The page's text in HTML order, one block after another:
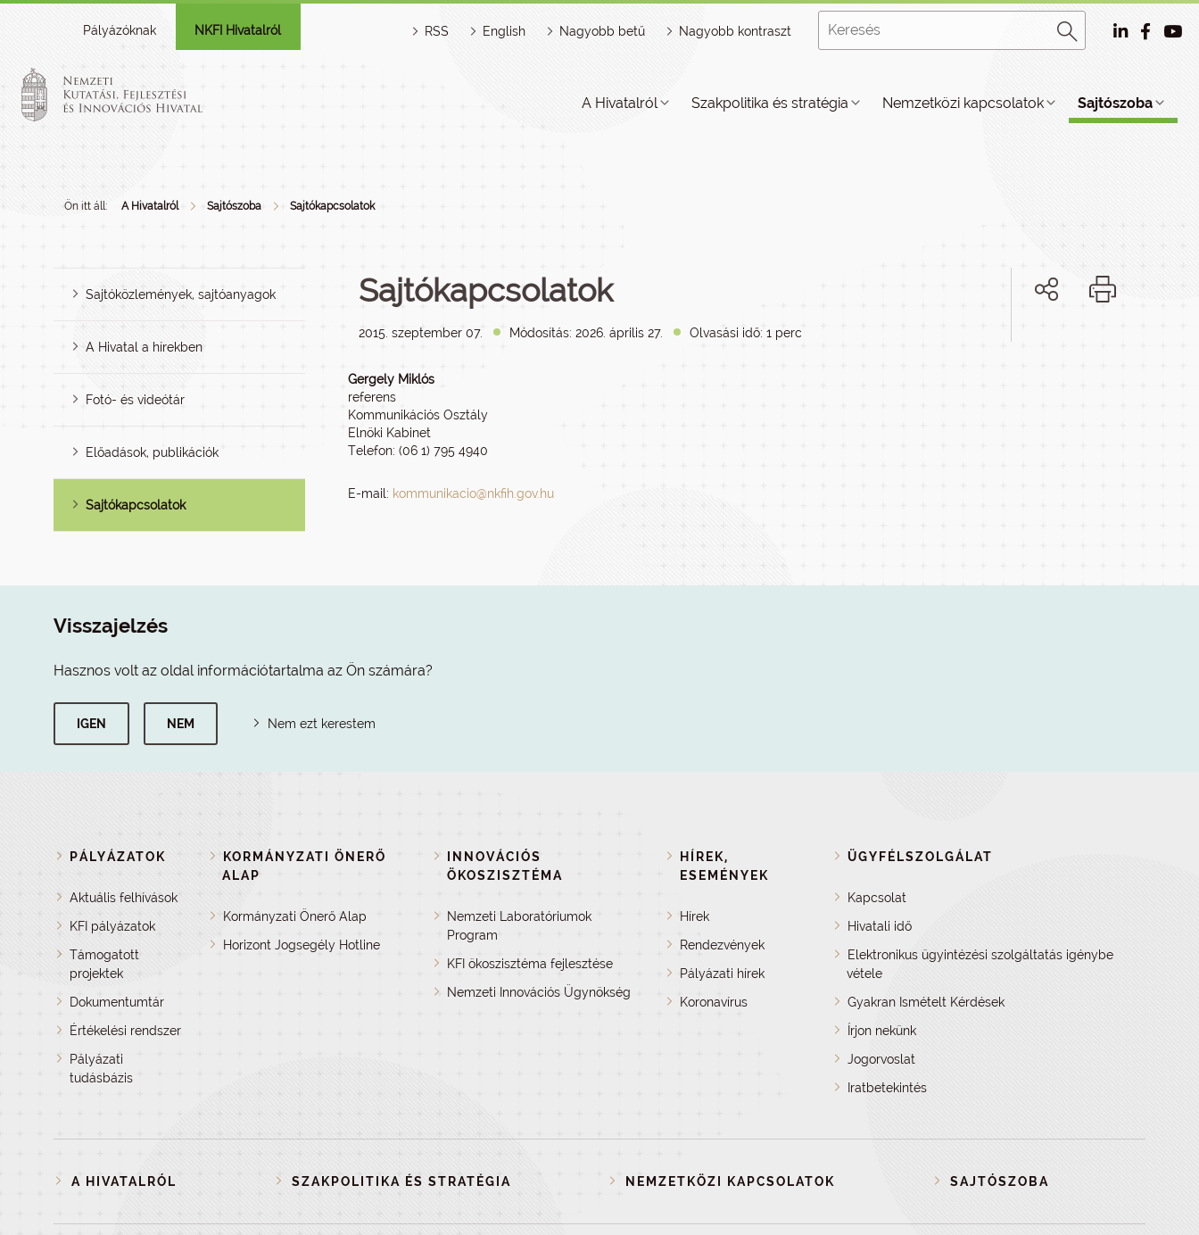
Pályázóknak NKFI Hivatalról RSS English Nagyobb betű Nagyobb kontraszt
A Hivatalról Szakpolitika és stratégia Nemzetközi kapcsolatok Sajtószoba
Ön itt áll: A Hivatalról Sajtószoba Sajtókapcsolatok
Sajtóközlemények, sajtóanyagok
A Hivatal a hírekben
Fotó- és videótár
Előadások, publikációk
Sajtókapcsolatok
Sajtókapcsolatok
2015. szeptember 07. Módosítás: 2026. április 27. Olvasási idő: 1 perc
Gergely Miklós
referens
Kommunikációs Osztály
Elnöki Kabinet
Telefon: (06 1) 795 4940
E-mail: kommunikacio@nkfih.gov.hu
Visszajelzés
Hasznos volt az oldal információtartalma az Ön számára?
IGEN NEM Nem ezt kerestem
PÁLYÁZATOK
Aktuális felhívások
KFI pályázatok
Támogatott
projektek
Dokumentumtár
Értékelési rendszer
Pályázati
tudásbázis
KORMÁNYZATI ÖNERŐ
ALAP
Kormányzati Önerő Alap
Horizont Jogsegély Hotline
INNOVÁCIÓS
ÖKOSZISZTÉMA
Nemzeti Laboratóriumok
Program
KFI ökoszisztéma fejlesztése
Nemzeti Innovációs Ügynökség
HÍREK,
ESEMÉNYEK
Hírek
Rendezvények
Pályázati hírek
Koronavírus
ÜGYFÉLSZOLGÁLAT
Kapcsolat
Hivatali idő
Elektronikus ügyintézési szolgáltatás igénybe
vétele
Gyakran Ismételt Kérdések
Írjon nekünk
Jogorvoslat
Iratbetekintés
A HIVATALRÓL SZAKPOLITIKA ÉS STRATÉGIA NEMZETKÖZI KAPCSOLATOK SAJTÓSZOBA